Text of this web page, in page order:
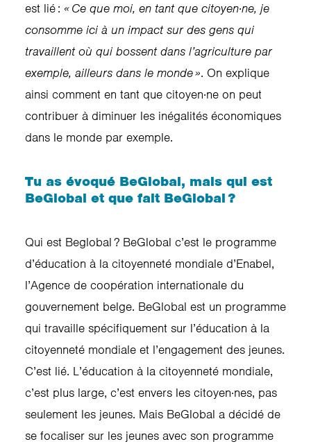
est lié : « Ce que moi, en tant que citoyen·ne, je
consomme ici à un impact sur des gens qui
travaillent où qui bossent dans l’agriculture par
exemple, ailleurs dans le monde ». On explique
ainsi comment en tant que citoyen·ne on peut
contribuer à diminuer les inégalités économiques
dans le monde par exemple.
Tu as évoqué BeGlobal, mais qui est
BeGlobal et que fait BeGlobal ?
Qui est Beglobal ? BeGlobal c’est le programme
d’éducation à la citoyenneté mondiale d’Enabel,
l’Agence de coopération internationale du
gouvernement belge. BeGlobal est un programme
qui travaille spécifiquement sur l’éducation à la
citoyenneté mondiale et l’engagement des jeunes.
C’est lié. L’éducation à la citoyenneté mondiale,
c’est plus large, c’est envers les citoyen·nes, pas
seulement les jeunes. Mais BeGlobal a décidé de
se focaliser sur les jeunes avec son programme